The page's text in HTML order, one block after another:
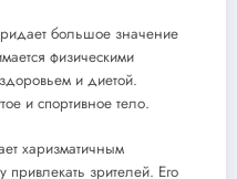
большое значение
физическими
и диетой.
и спортивное тело.
харизматичным
привлекать зрителей. Его